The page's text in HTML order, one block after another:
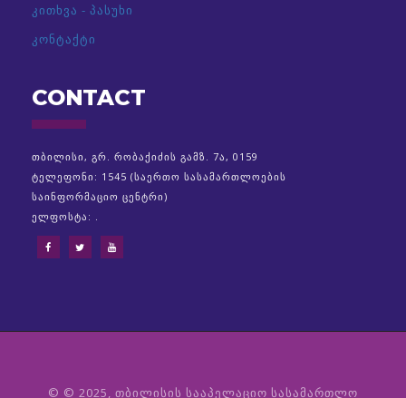
კითხვა - პასუხი
კონტაქტი
CONTACT
თბილისი, გრ. რობაქიძის გამზ. 7ა, 0159
ტელეფონი: 1545 (საერთო სასამართლოების
საინფორმაციო ცენტრი)
ელფოსტა: .
© © 2025, თბილისის სააპელაციო სასამართლო